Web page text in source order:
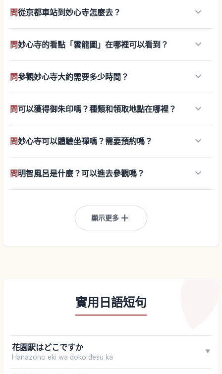
問從京都車站到妙心寺怎麼去？ keyboard_arrow_down
問妙心寺的看點「雲龍圖」在哪裡可以看到？ keyboard_arrow_down
問參觀妙心寺大約需要多少時間？ keyboard_arrow_down
問可以獲得御朱印嗎？種類和領取地點在哪裡？ keyboard_arrow_down
問妙心寺可以體驗坐禪嗎？需要預約嗎？ keyboard_arrow_down
問明智風呂是什麼？可以進去參觀嗎？ keyboard_arrow_down
顯示更多 add
實用日語短句
花園駅はどこですか
Hanazono eki wa doko desu ka
▼